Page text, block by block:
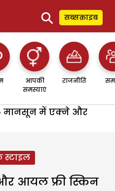
⚲ सब्सक्राइब
आपकी
समस्याएं
राजनीति
मानसून में एक्ने और
स्टाइल
आयल फ्री स्किन